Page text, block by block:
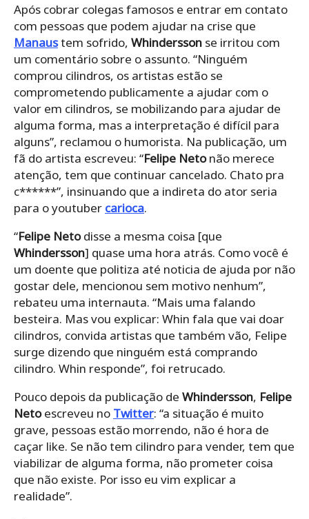
Após cobrar colegas famosos e entrar em contato
com pessoas que podem ajudar na crise que
Manaustem sofrido, Whindersson se irritou com
um comentário sobre o assunto. “Ninguém
comprou cilindros, os artistas estão se
comprometendo publicamente a ajudar com o
valor em cilindros, se mobilizando para ajudar de
alguma forma, mas a interpretação é difícil para
alguns”, reclamou o humorista. Na publicação, um
fã do artista escreveu: “Felipe Netonão merece
atenção, tem que continuar cancelado. Chato pra
c******”, insinuando que a indireta do ator seria
para o youtuber carioca.
“Felipe Netodisse a mesma coisa [que
Whindersson] quase uma hora atrás. Como você é
um doente que politiza até noticia de ajuda por não
gostar dele, mencionou sem motivo nenhum”,
rebateu uma internauta. “Mais uma falando
besteira. Mas vou explicar: Whin fala que vai doar
cilindros, convida artistas que também vão, Felipe
surge dizendo que ninguém está comprando
cilindro. Whin responde”, foi retrucado.
Pouco depois da publicação de Whindersson, Felipe
Netoescreveu no Twitter: “a situação é muito
grave, pessoas estão morrendo, não é hora de
caçar like. Se não tem cilindro para vender, tem que
viabilizar de alguma forma, não prometer coisa
que não existe. Por isso eu vim explicar a
realidade”.